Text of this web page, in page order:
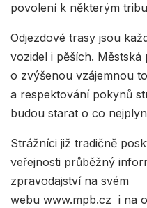
povolení k některým
Odjezdové trasy jsou
vozidel i pěších. Městská
o zvýšenou vzájemnou
a respektování pokynů
budou starat o co
Strážníci již tradičně
veřejnosti průběžný
zpravodajství na svém
webu www.mpb.cz i na